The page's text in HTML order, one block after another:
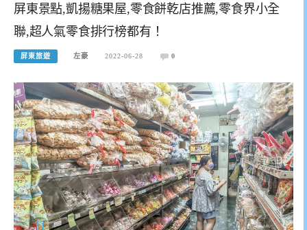
屏東景點,凱揚糖果屋,零食餅乾店推薦,零食界小全
聯,超人氣零食排行榜都有！
屏東旅遊 左豪 2022-06-28 0